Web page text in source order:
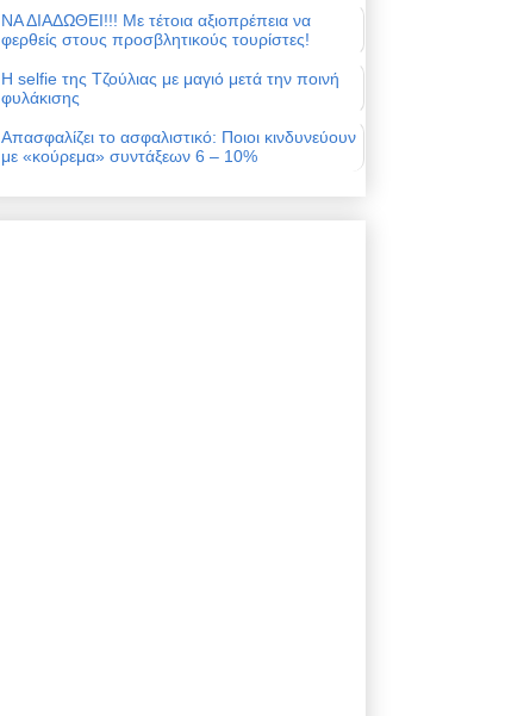
ΝΑ ΔΙΑΔΩΘΕΙ!!! Με τέτοια αξιοπρέπεια να
φερθείς στους προσβλητικούς τουρίστες!
Η selfie της Τζούλιας με μαγιό μετά την ποινή
φυλάκισης
Απασφαλίζει το ασφαλιστικό: Ποιοι κινδυνεύουν
με «κούρεμα» συντάξεων 6 – 10%